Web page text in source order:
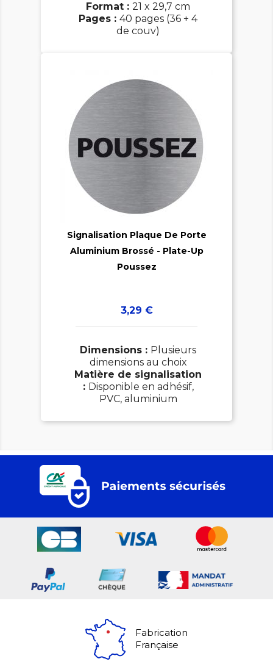
Format : 21 x 29,7 cm
Pages : 40 pages (36 + 4
de couv)

Signalisation Plaque De Porte
Aluminium Brossé - Plate-Up
Poussez
Prix
3,29 €
Dimensions : Plusieurs
dimensions au choix
Matière de signalisation
: Disponible en adhésif,
PVC, aluminium
Fabrication
Française